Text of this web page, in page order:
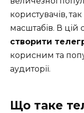
користувачів,
масштабів. В цій
створити
корисним та
аудиторії.
Що таке